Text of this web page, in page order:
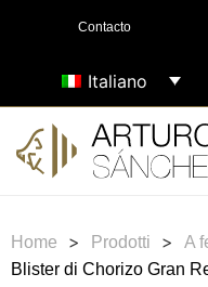
Contacto
Italiano
Home > Prodotti > A
Blister di Chorizo ​​Gran